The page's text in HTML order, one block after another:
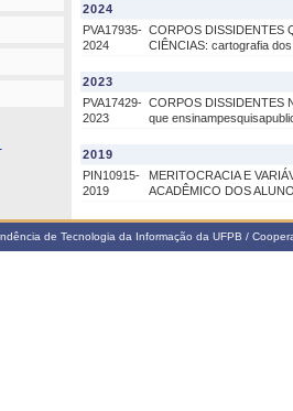
2024
PVA17935-
2024
CORPOS DISSIDENTES
CIÊNCIAS: cartografia
2023
PVA17429-
2023
CORPOS DISSIDENTES
que
2019
PIN10915-
2019
MERITOCRACIA E
ACADÊMICO DOS
de Tecnologia da Informação da UFPB /